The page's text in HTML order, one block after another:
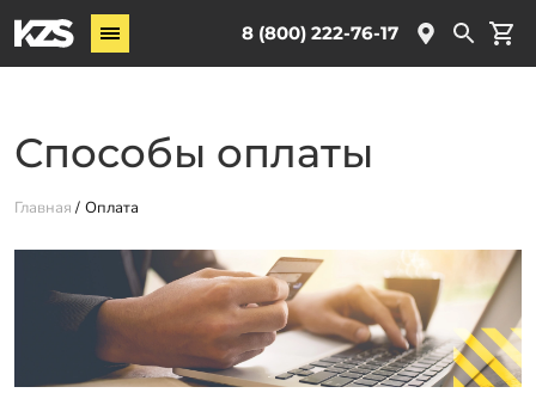
8 (800) 222-76-17
Винтовые сваи
Комплектующие
Услуги
Партнёрам
Контакты
Доставка
Способы оплаты
Главная Оплата